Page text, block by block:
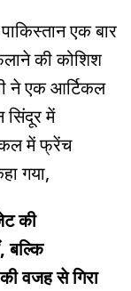
एक बार
की कोशिश
ने एक आर्टिकल
सिंदूर में
में फ्रेंच
गया,
की
बल्कि
वजह से गिरा